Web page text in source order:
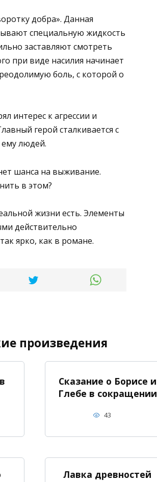
добра». Данная
специальную жидкость
заставляют смотреть
при виде насилия начинает
боль, с которой о
интерес к агрессии и
герой сталкивается с
людей.
шанса на выживание.
в этом?
жизни есть. Элементы
действительно
ярко, как в романе.
произведения
Сказание о Борисе и
Глебе в сокращении
43
Лавка древностей